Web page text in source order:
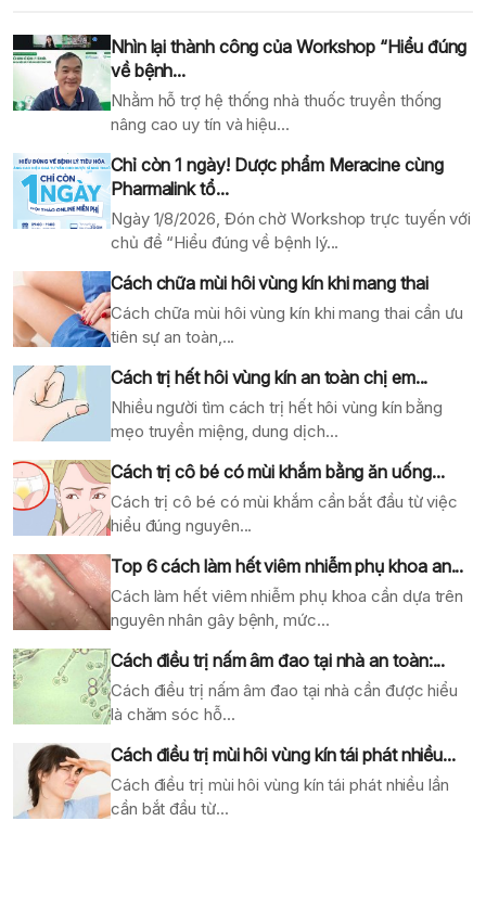
Nhìn lại thành công của Workshop “Hiểu đúng
về bệnh...
Nhằm hỗ trợ hệ thống nhà thuốc truyền thống
nâng cao uy tín và hiệu...
Chỉ còn 1 ngày! Dược phẩm Meracine cùng
Pharmalink tổ...
Ngày 1/8/2026, Đón chờ Workshop trực tuyến với
chủ đề “Hiểu đúng về bệnh lý...
Cách chữa mùi hôi vùng kín khi mang thai
Cách chữa mùi hôi vùng kín khi mang thai cần ưu
tiên sự an toàn,...
Cách trị hết hôi vùng kín an toàn chị em...
Nhiều người tìm cách trị hết hôi vùng kín bằng
mẹo truyền miệng, dung dịch...
Cách trị cô bé có mùi khắm bằng ăn uống...
Cách trị cô bé có mùi khắm cần bắt đầu từ việc
hiểu đúng nguyên...
Top 6 cách làm hết viêm nhiễm phụ khoa an...
Cách làm hết viêm nhiễm phụ khoa cần dựa trên
nguyên nhân gây bệnh, mức...
Cách điều trị nấm âm đao tại nhà an toàn:...
Cách điều trị nấm âm đao tại nhà cần được hiểu
là chăm sóc hỗ...
Cách điều trị mùi hôi vùng kín tái phát nhiều...
Cách điều trị mùi hôi vùng kín tái phát nhiều lần
cần bắt đầu từ...